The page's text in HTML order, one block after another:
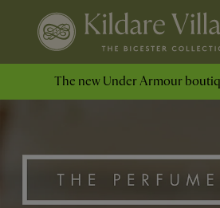
The new Under Armour